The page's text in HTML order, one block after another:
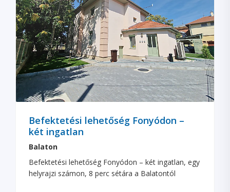
Befektetési lehetőség Fonyódon –
két ingatlan
Balaton
Befektetési lehetőség Fonyódon – két ingatlan, egy
helyrajzi számon, 8 perc sétára a Balatontól